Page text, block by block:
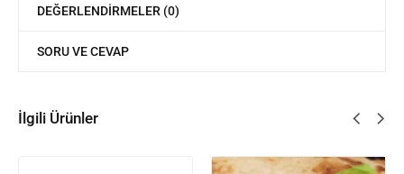
DEĞERLENDIRMELER (0)
SORU VE CEVAP
İlgili Ürünler